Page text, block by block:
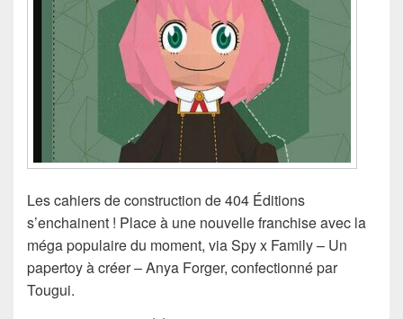
Les cahiers de construction de 404 Éditions
s’enchainent ! Place à une nouvelle franchise avec la
méga populaire du moment, via Spy x Family – Un
papertoy à créer – Anya Forger, confectionné par
Tougui.